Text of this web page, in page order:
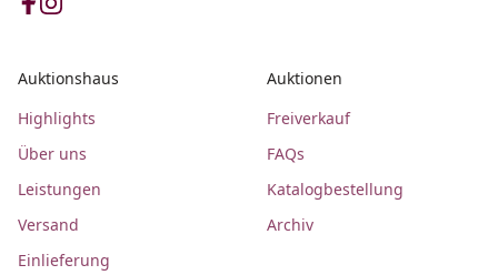
Auktionshaus
Highlights
Über uns
Leistungen
Versand
Einlieferung
Auktionen
Freiverkauf
FAQs
Katalogbestellung
Archiv